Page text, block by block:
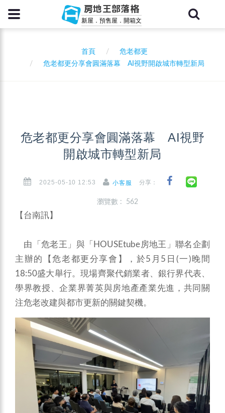
房地王部落格
新屋．預售屋．開箱文
首頁
危老都更
危老都更分享會圓滿落幕 AI視野開啟城市轉型新局
危老都更分享會圓滿落幕 AI視野
開啟城市轉型新局
2025-05-10 12:53 小客服 分享：
瀏覽數 : 562
【台南訊】
由「危老王」與「HOUSEtube房地王」聯名企劃
主辦的【危老都更分享會】，於5月5日(一)晚間
18:50盛大舉行。現場齊聚代銷業者、銀行界代表、
學界教授、企業界菁英與房地產產業先進，共同關
注危老改建與都市更新的關鍵契機。